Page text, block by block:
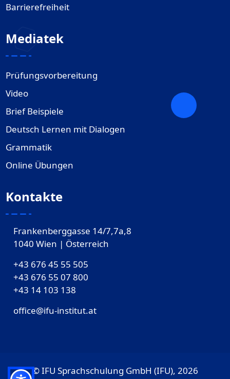
Barrierefreiheit
Mediatek
Prüfungsvorbereitung
Video
Brief Beispiele
Deutsch Lernen mit Dialogen
Grammatik
Online Übungen
Kontakte
Frankenberggasse 14/7,7a,8
1040 Wien | Österreich
+43 676 45 55 505
+43 676 55 07 800
‎+43 14 103 138
office@ifu-institut.at
© IFU Sprachschulung GmbH (IFU), 2026